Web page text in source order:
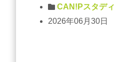
CAN!Pスタディ
2026年06月30日